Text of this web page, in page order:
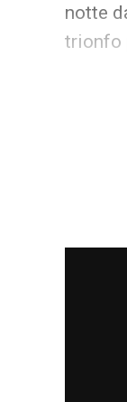
notte
trionfo
che